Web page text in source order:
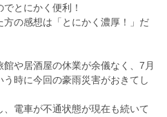
とにかく便利！
の感想は「とにかく濃厚！」だ
や居酒屋の休業が余儀なく、7月
時に今回の豪雨災害がおきてし
電車が不通状態が現在も続いて